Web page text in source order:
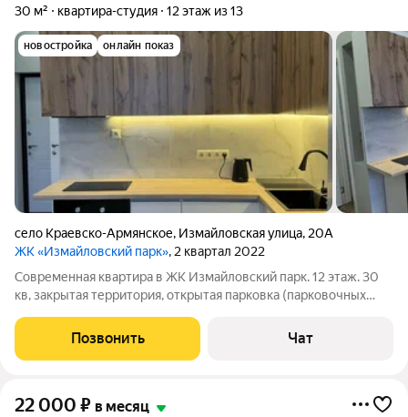
30 м² квартира-студия 12 этаж из 13
новостройка онлайн показ
село Краевско-Армянское, Измайловская улица, 20А
ЖК «Измайловский парк», 2 квартал 2022
Современная квартира в ЖК Измайловский парк. 12 этаж. 30
кв, закрытая территория, открытая парковка (парковочных
квартире никто не проживал. Стиральная машина со
встроенной сушилкой,
Позвонить Чат
22 000 ₽ в месяц